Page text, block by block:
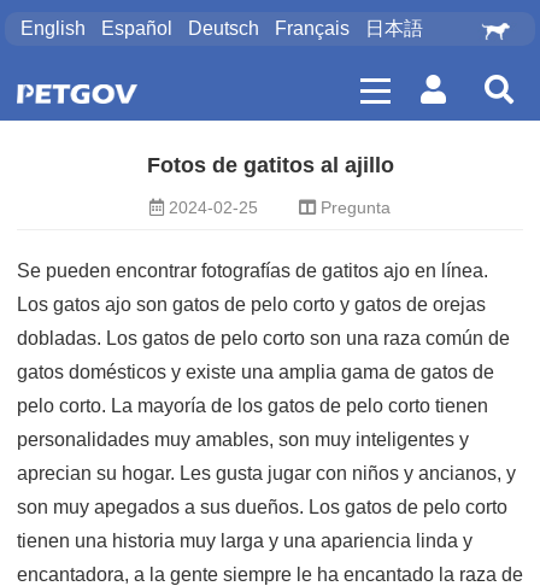
English Español Deutsch Français 日本語
Fotos de gatitos al ajillo
2024-02-25 Pregunta
Se pueden encontrar fotografías de gatitos ajo en línea.
Los gatos ajo son gatos de pelo corto y gatos de orejas
dobladas. Los gatos de pelo corto son una raza común de
gatos domésticos y existe una amplia gama de gatos de
pelo corto. La mayoría de los gatos de pelo corto tienen
personalidades muy amables, son muy inteligentes y
aprecian su hogar. Les gusta jugar con niños y ancianos, y
son muy apegados a sus dueños. Los gatos de pelo corto
tienen una historia muy larga y una apariencia linda y
encantadora, a la gente siempre le ha encantado la raza de